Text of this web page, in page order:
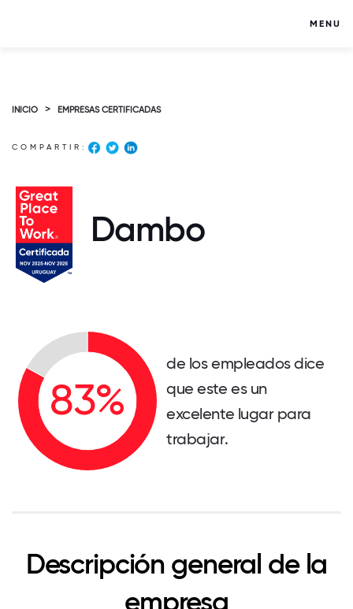
MENU
INICIO > EMPRESAS CERTIFICADAS
COMPARTIR:
Dambo
de los empleados dice
que este es un
excelente lugar para
trabajar.
Descripción general de la
empresa